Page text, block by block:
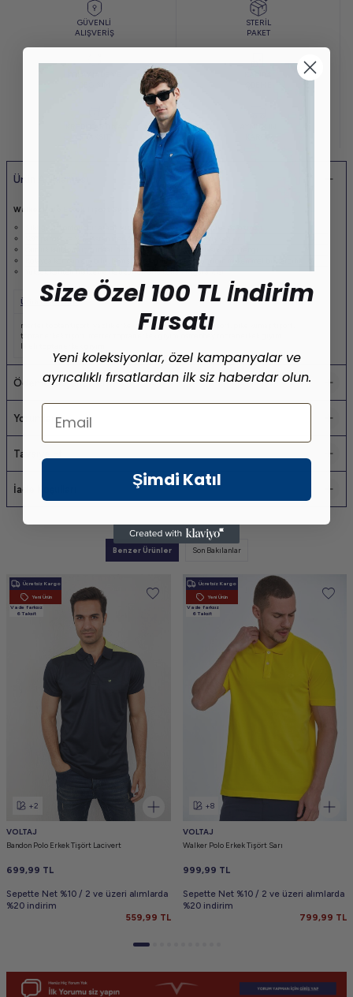
GÜVENLİ
ALIŞVERİŞ
STERİL
PAKET
Ürün Açıklaması
Walker Polo Erkek Tişört Siyah
Şıklığı ve konforu bir arada sunan parça boya pamuklu pike polo tişört.
%95 pamuk ve %5 elastan içeriği ile yumuşak bir dokunuş sağlar.
Günlük kullanım için ideal, her tarza uyum sağlayan klasik siyah rengi.
Kolayca kombinlenebilir, hem spor hem de şık görünüm için mükemmel bir tercih.
Yüksek kaliteli malzeme ile uzun ömürlü kullanım garantisi.
Ürün Etiketleri
merter toptan tişört yazlık erkek tişört, pamuklu erkek tişört
toptan erkek tişört
laleli toptan erkek giyim
Ödeme Seçenekleri
Yorumlar
Tavsiye Et
İade Koşulları
Benzer Ürünler Son Bakılanlar
Ücretsiz Kargo
Yeni Ürün
Vade farksız
6 Taksit
+2
VOLTAJ
Bandon Polo Erkek Tişört Lacivert
699,99 TL
Sepette Net %10 / 2 ve üzeri alımlarda
%20 indirim
559,99 TL
Ücretsiz Kargo
Yeni Ürün
Vade farksız
6 Taksit
+8
VOLTAJ
Walker Polo Erkek Tişört Sarı
999,99 TL
Sepette Net %10 / 2 ve üzeri alımlarda
%20 indirim
799,99 TL
Size Özel 100 TL İndirim
Fırsatı
Yeni koleksiyonlar, özel kampanyalar ve
ayrıcalıklı fırsatlardan ilk siz haberdar olun.
Email
Şimdi Katıl